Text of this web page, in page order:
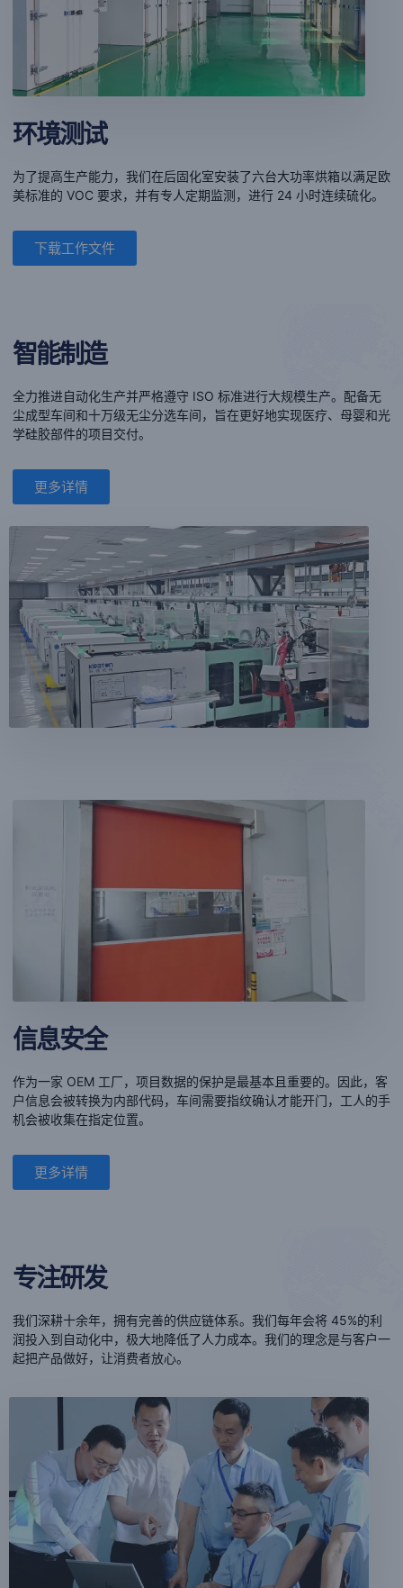
环境测试
为了提高生产能力，我们在后固化室安装了六台大功率烘箱以满足欧
美标准的 VOC 要求，并有专人定期监测，进行 24 小时连续硫化。
下载工作文件
智能制造
全力推进自动化生产并严格遵守 ISO 标准进行大规模生产。配备无
尘成型车间和十万级无尘分选车间，旨在更好地实现医疗、母婴和光
学硅胶部件的项目交付。
更多详情
信息安全
作为一家 OEM 工厂，项目数据的保护是最基本且重要的。因此，客
户信息会被转换为内部代码，车间需要指纹确认才能开门，工人的手
机会被收集在指定位置。
更多详情
专注研发
我们深耕十余年，拥有完善的供应链体系。我们每年会将 45%的利
润投入到自动化中，极大地降低了人力成本。我们的理念是与客户一
起把产品做好，让消费者放心。